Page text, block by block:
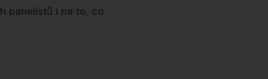
panelistů i na to, co